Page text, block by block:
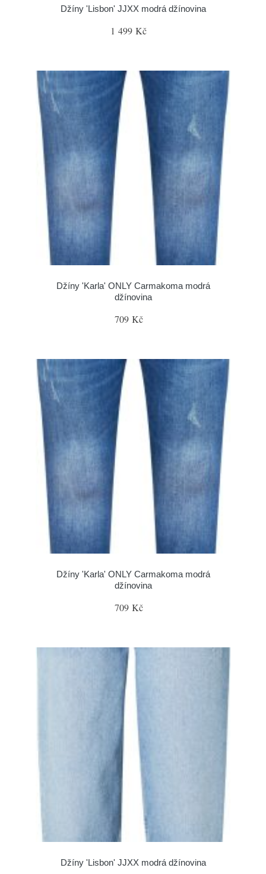
Džíny 'Lisbon' JJXX modrá džínovina
1 499 Kč
Džíny 'Karla' ONLY Carmakoma modrá
džínovina
709 Kč
Džíny 'Karla' ONLY Carmakoma modrá
džínovina
709 Kč
Džíny 'Lisbon' JJXX modrá džínovina